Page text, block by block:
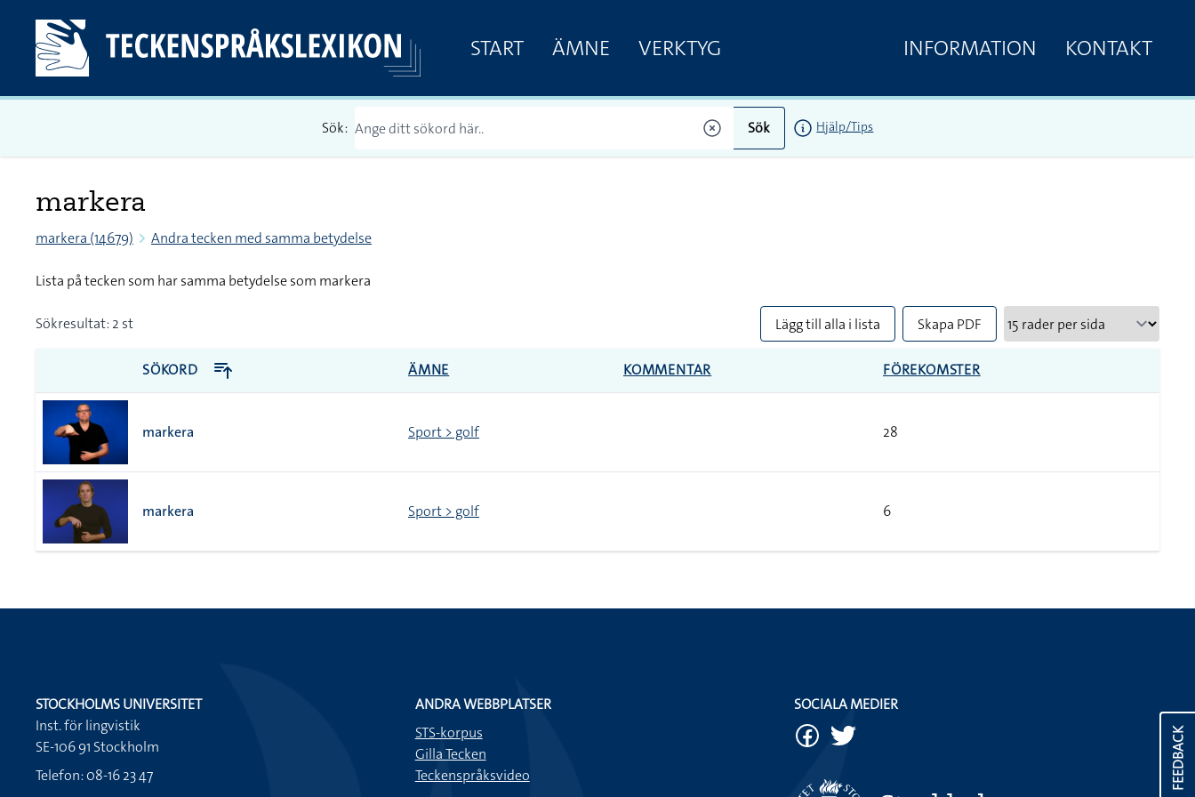
START ÄMNE VERKTYG INFORMATION KONTAKT
Sök: Sök Hjälp/Tips
markera
markera (14679) Andra tecken med samma betydelse
Lista på tecken som har samma betydelse som markera
Sökresultat: 2 st Lägg till alla i lista Skapa PDF
SÖKORD ÄMNE KOMMENTAR FÖREKOMSTER
markera Sport > golf 28
markera Sport > golf 6
FEEDBACK
STOCKHOLMS UNIVERSITET
Inst. för lingvistik
SE-106 91 Stockholm
Telefon: 08-16 23 47
ANDRA WEBBPLATSER
STS-korpus
Gilla Tecken
Teckenspråksvideo
SOCIALA MEDIER